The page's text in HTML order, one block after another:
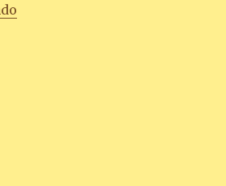
«BUDÍN DE CACAO CRUDO Y